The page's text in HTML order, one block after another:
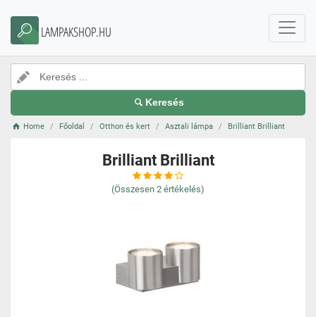
LAMPAKSHOP.HU
Keresés
Home Főoldal Otthon és kert Asztali lámpa Brilliant Brilliant
Brilliant Brilliant
(Összesen 2 értékelés)